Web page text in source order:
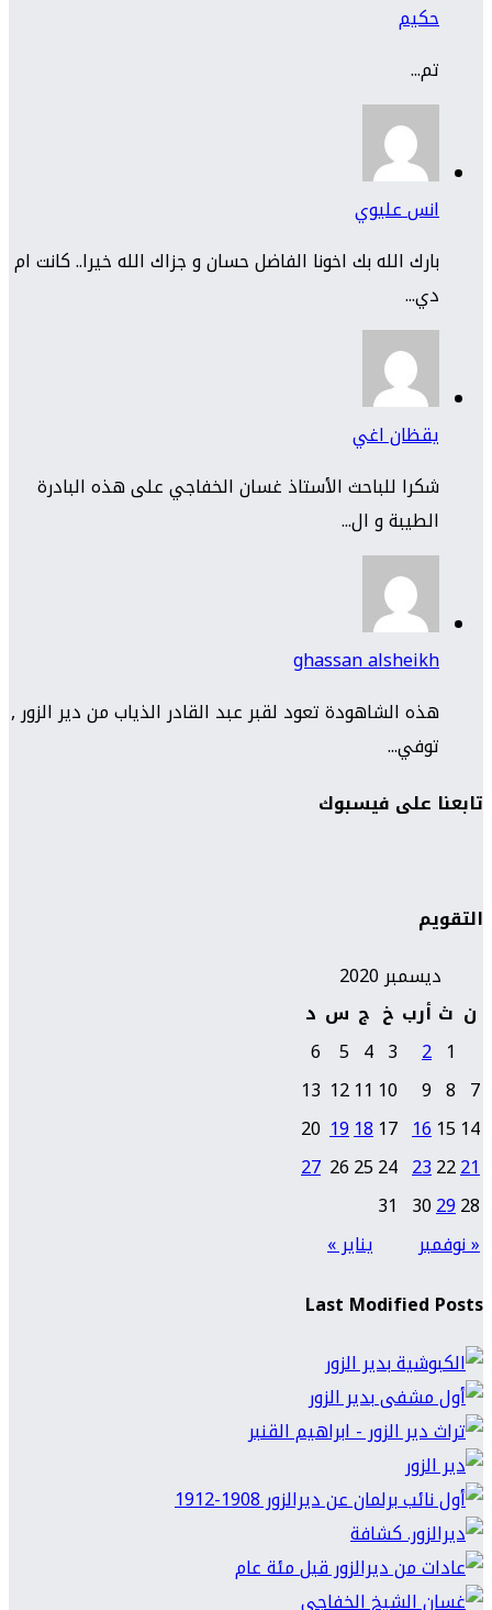
حكيم
تم...
انس عليوي
بارك الله بك اخونا الفاضل حسان و جزاك الله خيرا.. كانت ام
دي...
يقظان اغي
شكرا للباحث الأستاذ غسان الخفاجي على هذه البادرة
الطيبة و ال...
ghassan alsheikh
هذه الشاهودة تعود لقبر عبد القادر الذياب من دير الزور ,
توفي...
تابعنا على فيسبوك
التقويم
ديسمبر 2020
ن ث أرب خ ج س د
« نوفمبر يناير »
1
2
3
4
5
6
7
8
9
10
11
12
13
14
15
16
17
18
19
20
21
22
23
24
25
26
27
28
29
30
31
Last Modified Posts